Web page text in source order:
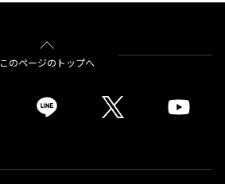
このページのトップへ